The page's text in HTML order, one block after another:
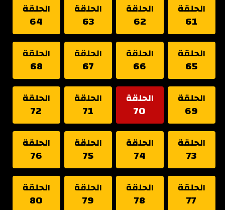
الحلقة
61
الحلقة
62
الحلقة
63
الحلقة
64
الحلقة
65
الحلقة
66
الحلقة
67
الحلقة
68
الحلقة
69
الحلقة
70
الحلقة
71
الحلقة
72
الحلقة
73
الحلقة
74
الحلقة
75
الحلقة
76
الحلقة
77
الحلقة
78
الحلقة
79
الحلقة
80